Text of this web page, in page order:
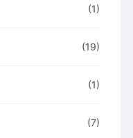
(1)
(19)
(1)
(7)